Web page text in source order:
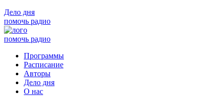
Дело дня
помочь радио
помочь радио
Программы
Расписание
Авторы
Дело дня
О нас